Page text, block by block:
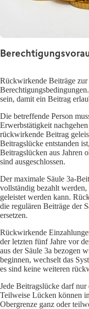
Rückwirkende Beiträge
sein, damit ein Beitrag
Die betreffende Person
Erwerbstätigkeit
rückwirkende Beitrag
Beitragslücke entstanden
Beitragslücken aus Jahren
sind ausgeschlossen.
Der maximale Säule 3a-
vollständig bezahlt
geleistet werden kann.
die regulären Beiträge der
ersetzen.
Rückwirkende
der letzten fünf Jahre vor
aus der Säule 3a bezogen
beginnen, wechselt das
es sind keine weiteren
Jede Beitragslücke darf
Teilweise Lücken können
Obergrenze ganz oder